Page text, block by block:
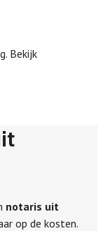
Bekijk
notaris uit
op de kosten.